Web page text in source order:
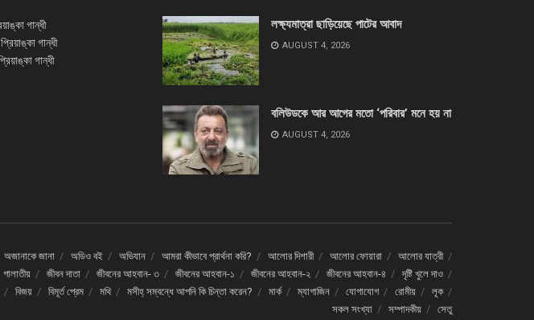
গান্ধী
গান্ধী
গান্ধী
লক্ষ্যমাত্রা ছাড়িয়েছে পাটের আবাদ
AUGUST 4, 2026
বলিউডকে আর আগের মতো ‘পরিবার’ মনে হয় না
AUGUST 4, 2026
অজানাকে জানা অডিও বই অভিযান আমরা কীভাবে প্রার্থনা করি? আলোর দিশারী আলোর ফোয়ারা
আলোর যাত্রী
গালাতীয় জীবন দাতা জীবনের আহবান- ৩ জীবনের আহবান-১ জীবনের আহবান-২ জীবনের আহবান-৪
দৃষ্টি খুলে দাও
বিজয় বিমূর্ত প্রেম মথি মসীহ্ সম্বন্ধে আপনি কি চিন্তা করেন? মার্ক ম্যাগাজিন যোগাযোগ রোমীয়
লূক
সকল সংখ্যা
সম্পাদকীয় সেতু